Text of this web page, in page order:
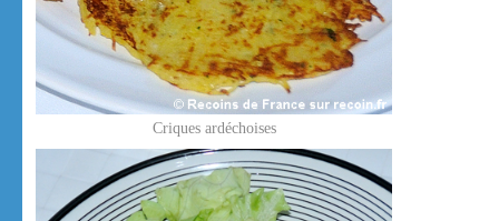
Criques ardéchoises